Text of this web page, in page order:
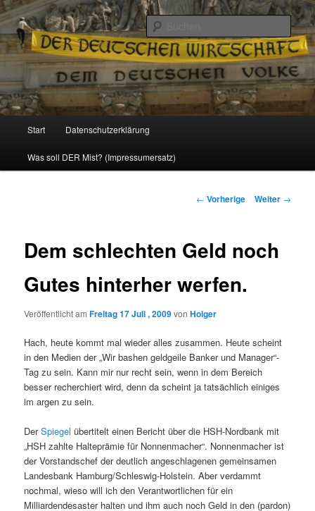
Reizzentrum
Politik, Wirtschaft, Soziales und Gesellschaft
Zum
Inhalt
Start Datenschutzerklärung
Was soll DER Mist? (Impressumersatz)
Beitrags-
← Vorherige Weiter →
Dem schlechten Geld noch
Gutes hinterher werfen.
Veröffentlicht amFreitag 17 Juli , 2009vonHolger
Hach, heute kommt mal wieder alles zusammen. Heute scheint
in den Medien der „Wir bashen geldgeile Banker und Manager“-
Tag zu sein. Kann mir nur recht sein, wenn in dem Bereich
besser recherchiert wird, denn da scheint ja tatsächlich einiges
im argen zu sein.
DerSpiegel übertitelt einen Bericht über die HSH-Nordbank mit
„HSH zahlte Halteprämie für Nonnenmacher“. Nonnenmacher ist
der Vorstandschef der deutlich angeschlagenen gemeinsamen
Landesbank Hamburg/Schleswig-Holstein. Aber verdammt
nochmal, wieso will ich den Verantwortlichen für ein
Milliardendesaster halten und ihm auch noch Geld in den (pardon)